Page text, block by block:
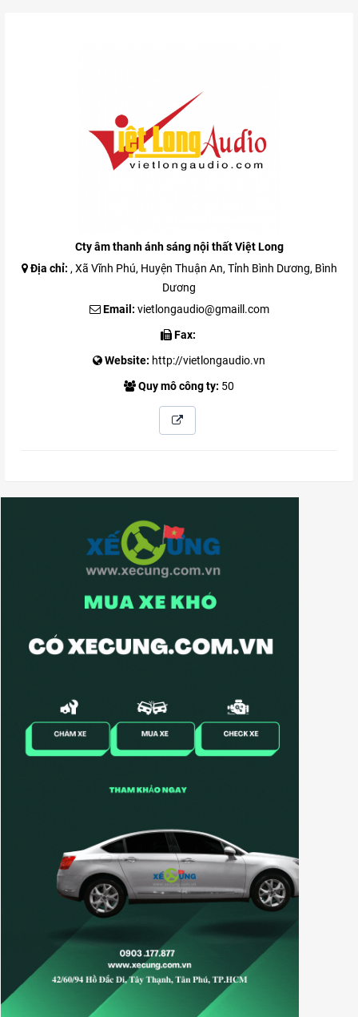
Cty âm thanh ánh sáng nội thất Việt Long
Địa chỉ: , Xã Vĩnh Phú, Huyện Thuận An, Tỉnh Bình Dương, Bình
Dương
Email: vietlongaudio@gmaill.com
Fax:
Website: http://vietlongaudio.vn
Quy mô công ty: 50